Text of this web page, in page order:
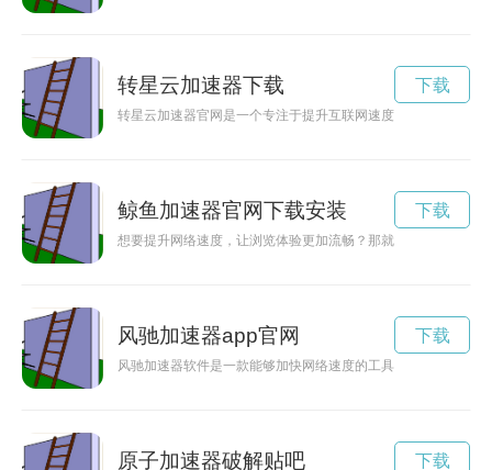
转星云加速器下载
转星云加速器官网是一个专注于提升互联网速度和效率的平台
下载
鲸鱼加速器官网下载安装
想要提升网络速度，让浏览体验更加流畅？那就赶紧下载鲸鱼
下载
风驰加速器app官网
风驰加速器软件是一款能够加快网络速度的工具，能够帮助用户
下载
原子加速器破解贴吧 下载